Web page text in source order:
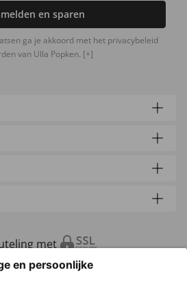
en sparen
ga je akkoord met het privacybeleid
van Ulla Popken. [+]
met